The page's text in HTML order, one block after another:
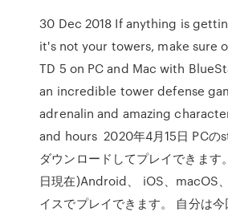
30 Dec 2018 If anything is
it's not your towers, make sure
TD 5 on PC and Mac with
an incredible tower defense
adrenalin and amazing
and hours 2020年4月15日 PCの
ダウンロードしてプレイできます
日現在)Android、 iOS、macOS
イスでプレイできます。 自分は